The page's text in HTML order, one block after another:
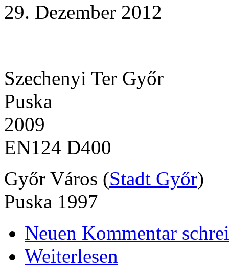
29. Dezember 2012
Szechenyi Ter Győr
Puska
2009
EN124 D400
Győr Város (Stadt Győr)
Puska 1997
Neuen Kommentar
Weiterlesen